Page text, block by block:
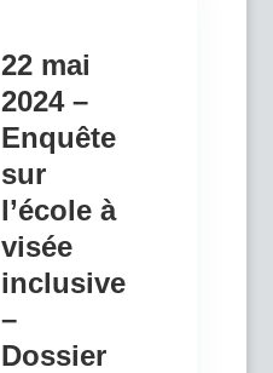
22 mai
2024 –
Enquête
sur
l’école à
visée
inclusive
–
Dossier